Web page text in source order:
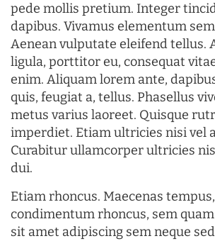
pede mollis pretium. Integer
dapibus. Vivamus elementum
Aenean vulputate eleifend tellus.
ligula, porttitor eu, consequat
enim. Aliquam lorem ante,
quis, feugiat a, tellus. Phasellus
metus varius laoreet. Quisque
imperdiet. Etiam ultricies nisi vel
Curabitur ullamcorper ultricies
dui.
Etiam rhoncus. Maecenas
condimentum rhoncus, sem
sit amet adipiscing sem neque